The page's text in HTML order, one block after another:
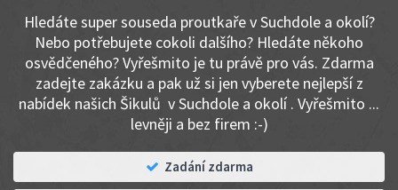
Hledáte super souseda proutkaře v Suchdole a okolí?
Nebo potřebujete cokoli dalšího? Hledáte někoho
osvědčeného? Vyřešmito je tu právě pro vás. Zdarma
zadejte zakázku a pak už si jen vyberete nejlepší z
nabídek našich Šikulů v Suchdole a okolí . Vyřešmito ...
levněji a bez firem :-)
Zadání zdarma